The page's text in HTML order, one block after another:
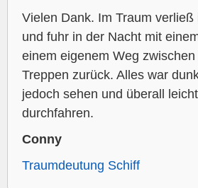
Vielen Dank. Im Traum verließ
und fuhr in der Nacht mit
einem eigenem Weg
Treppen zurück. Alles war
jedoch sehen und überall
durchfahren.
Conny
Traumdeutung Schiff